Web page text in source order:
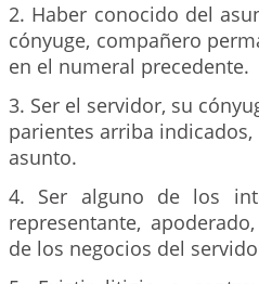
2. Haber conocido del
cónyuge, compañero
en el numeral precedente.
3. Ser el servidor, su
parientes arriba
asunto.
4. Ser alguno de los
representante,
de los negocios del